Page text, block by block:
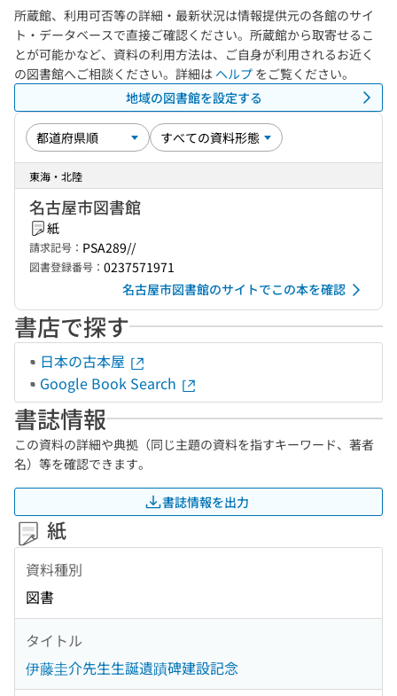
所蔵館、利用可否等の詳細・最新状況は情報提供元の各館のサイ
ト・データベースで直接ご確認ください。所蔵館から取寄せるこ
とが可能かなど、資料の利用方法は、ご自身が利用されるお近く
の図書館へご相談ください。詳細は ヘルプ をご覧ください。
地域の図書館を設定する
東海・北陸
名古屋市図書館
紙
請求記号： PSA289//
図書登録番号： 0237571971
名古屋市図書館のサイトでこの本を確認
書店で探す
日本の古本屋
Google Book Search
書誌情報
この資料の詳細や典拠（同じ主題の資料を指すキーワード、著者
名）等を確認できます。
書誌情報を出力
紙
資料種別
図書
タイトル
伊藤圭介先生生誕遺蹟碑建設記念